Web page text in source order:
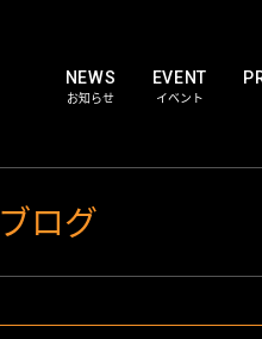
NEWS
お知らせ
EVENT
イベント
HSC WORKS
PARTS
ブログ